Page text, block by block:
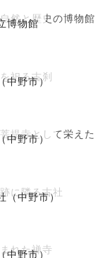
博物館
然と歴史の博物館
中野市）
祀る古刹
中野市）
提寺として栄えた
（中野市）
に隣る古社
中野市）
れた禅寺